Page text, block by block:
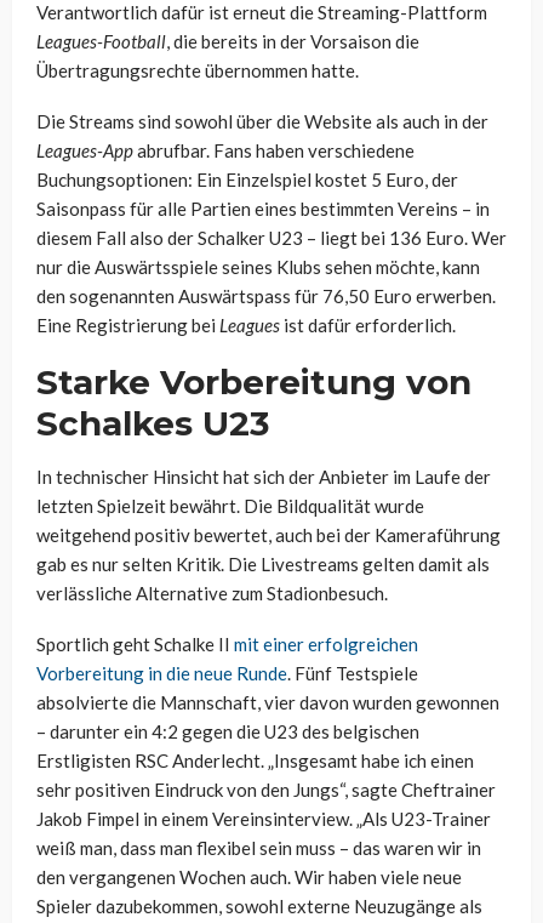
Verantwortlich dafür ist erneut die Streaming-Plattform
Leagues-Football, die bereits in der Vorsaison die
Übertragungsrechte übernommen hatte.
Die Streams sind sowohl über die Website als auch in der
Leagues-Appabrufbar. Fans haben verschiedene
Buchungsoptionen: Ein Einzelspiel kostet 5 Euro, der
Saisonpass für alle Partien eines bestimmten Vereins – in
diesem Fall also der Schalker U23 – liegt bei 136 Euro. Wer
nur die Auswärtsspiele seines Klubs sehen möchte, kann
den sogenannten Auswärtspass für 76,50 Euro erwerben.
Eine Registrierung bei Leagues ist dafür erforderlich.
Starke Vorbereitung von
Schalkes U23
In technischer Hinsicht hat sich der Anbieter im Laufe der
letzten Spielzeit bewährt. Die Bildqualität wurde
weitgehend positiv bewertet, auch bei der Kameraführung
gab es nur selten Kritik. Die Livestreams gelten damit als
verlässliche Alternative zum Stadionbesuch.
Sportlich geht Schalke II mit einer erfolgreichen
Vorbereitung in die neue Runde. Fünf Testspiele
absolvierte die Mannschaft, vier davon wurden gewonnen
– darunter ein 4:2 gegen die U23 des belgischen
Erstligisten RSC Anderlecht. „Insgesamt habe ich einen
sehr positiven Eindruck von den Jungs“, sagte Cheftrainer
Jakob Fimpel in einem Vereinsinterview. „Als U23-Trainer
weiß man, dass man flexibel sein muss – das waren wir in
den vergangenen Wochen auch. Wir haben viele neue
Spieler dazubekommen, sowohl externe Neuzugänge als